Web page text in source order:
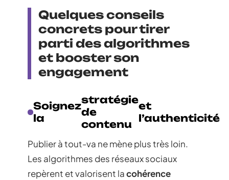
Quelques conseils
concrets pour tirer
parti des algorithmes
et booster son
engagement
Soignez
la
stratégie
de
contenu
et
l’authenticité
Publier à tout-va ne mène plus très loin.
Les algorithmes des réseaux sociaux
repèrent et valorisent lacohérence